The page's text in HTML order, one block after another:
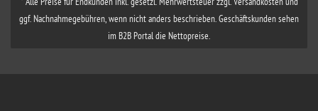
ggf. Nachnahmegebühren, wenn nicht anders beschrieben. Geschäftskunden sehen
im B2B Portal die Nettopreise.